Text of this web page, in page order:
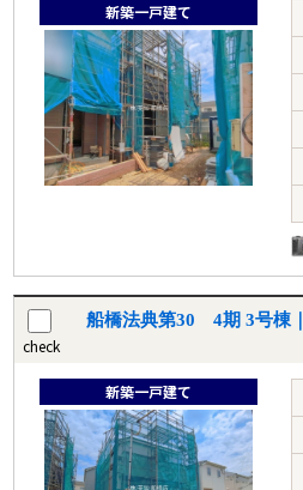
新築一戸建て
check
船橋法典第30 4期 3号棟
新築一戸建て